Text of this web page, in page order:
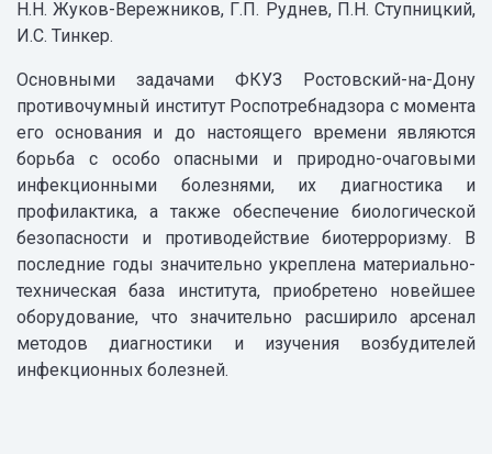
Н.Н. Жуков-Вережников, Г.П. Руднев, П.Н. Ступницкий,
И.С. Тинкер.
Основными задачами ФКУЗ Ростовский-на-Дону
противочумный институт Роспотребнадзора с момента
его основания и до настоящего времени являются
борьба с особо опасными и природно-очаговыми
инфекционными болезнями, их диагностика и
профилактика, а также обеспечение биологической
безопасности и противодействие биотерроризму. В
последние годы значительно укреплена материально-
техническая база института, приобретено новейшее
оборудование, что значительно расширило арсенал
методов диагностики и изучения возбудителей
инфекционных болезней.